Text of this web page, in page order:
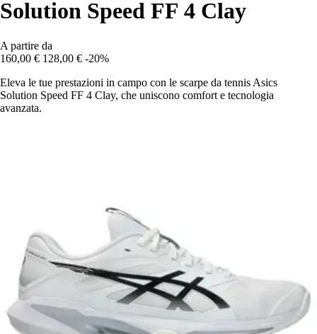
Solution Speed FF 4 Clay
A partire da
160,00 € 128,00 € -20%
Eleva le tue prestazioni in campo con le scarpe da tennis Asics
Solution Speed FF 4 Clay, che uniscono comfort e tecnologia
avanzata.